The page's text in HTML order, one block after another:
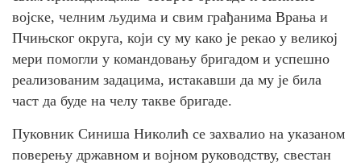
војске, челним људима и свим грађанима Врања и
Пчињског округа, који су му како је рекао у великој
мери помогли у командовању бригадом и успешно
реализованим задацима, истакавши да му је била
част да буде на челу такве бригаде.
Пуковник Синиша Николић се захвалио на указаном
поверењу државном и војном руководству, свестан